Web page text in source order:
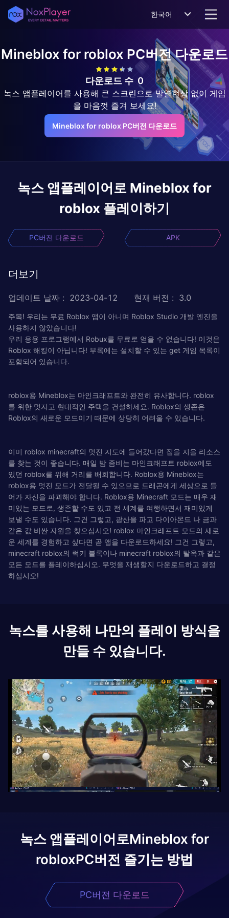
한국어
Mineblox for roblox PC버전 다운로드
다운로드 수 0
녹스 앱플레이어를 사용해 큰 스크린으로 발열현상 없이 게임
을 마음껏 즐겨 보세요!
Mineblox for roblox PC버전 다운로드
녹스 앱플레이어로 Mineblox for
roblox 플레이하기
PC버전 다운로드 APK
더보기
업데이트 날짜 : 2023-04-12 현재 버전 : 3.0
주목! 우리는 무료 Roblox 앱이 아니며 Roblox Studio 개발 엔진을
사용하지 않았습니다!
우리 응용 프로그램에서 Robux를 무료로 얻을 수 없습니다! 이것은
Roblox 해킹이 아닙니다! 부록에는 설치할 수 있는 get 게임 목록이
포함되어 있습니다.
roblox용 Mineblox는 마인크래프트와 완전히 유사합니다. roblox
를 위한 멋지고 현대적인 주택을 건설하세요. Roblox의 생존은
Roblox의 새로운 모드이기 때문에 상당히 어려울 수 있습니다.
이미 roblox minecraft의 멋진 지도에 들어갔다면 집을 지을 리소스
를 찾는 것이 좋습니다. 매일 밤 좀비는 마인크래프트 roblox에도
있던 roblox를 위해 거리를 배회합니다. Roblox용 Mineblox는
roblox용 멋진 모드가 전달될 수 있으므로 드래곤에게 세상으로 들
어가 자신을 파괴해야 합니다. Roblox용 Minecraft 모드는 매우 재
미있는 모드로, 생존할 수도 있고 전 세계를 여행하면서 재미있게
보낼 수도 있습니다. 그건 그렇고, 광산을 파고 다이아몬드 나 금과
같은 값 비싼 자원을 찾으십시오! roblox 마인크래프트 모드의 새로
운 세계를 경험하고 싶다면 곧 앱을 다운로드하세요! 그건 그렇고,
minecraft roblox의 럭키 블록이나 minecraft roblox의 탈옥과 같은
모든 모드를 플레이하십시오. 무엇을 재생할지 다운로드하고 결정
하십시오!
녹스를 사용해 나만의 플레이 방식을
만들 수 있습니다.
녹스 앱플레이어로Mineblox for
robloxPC버전 즐기는 방법
PC버전 다운로드